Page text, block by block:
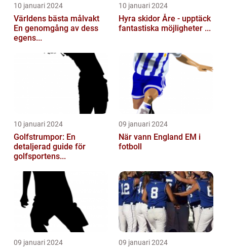
10 januari 2024
Världens bästa målvakt
En genomgång av dess
egens...
10 januari 2024
Hyra skidor Åre - upptäck
fantastiska möjligheter ...
10 januari 2024
Golfstrumpor: En
detaljerad guide för
golfsportens...
09 januari 2024
När vann England EM i
fotboll
09 januari 2024 09 januari 2024